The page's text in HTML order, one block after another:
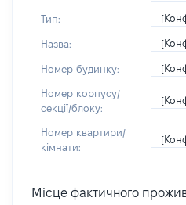
Тип:
Назва:
Номер будинку:
Номер корпусу/
секції/блоку:
Номер квартири/
кімнати:
Місце фактичного